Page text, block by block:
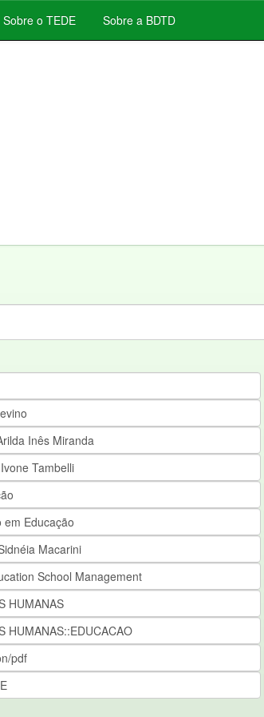
Sobre o TEDE Sobre a BDTD